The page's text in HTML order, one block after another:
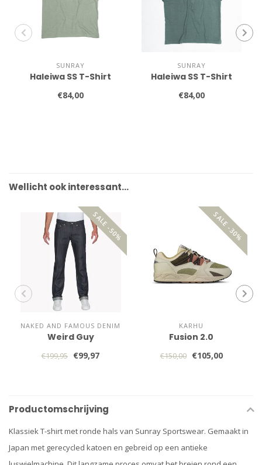
SUNRAY
Haleiwa SS T-Shirt
€84,00
SUNRAY
Haleiwa SS T-Shirt
€84,00
Wellicht ook interessant…
SALE -50%
NAKED AND FAMOUS DENIM
Weird Guy
€199,95 €99,97
SALE -30%
KARHU
Fusion 2.0
€150,00 €105,00
Productomschrijving
Klassiek T-shirt met ronde hals van Sunray Sportswear. Gemaakt in
Japan met gerecycled katoen en gebreid op een antieke